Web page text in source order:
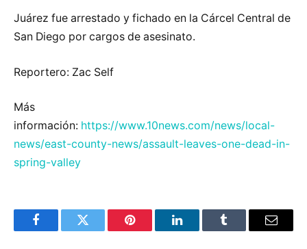
Juárez fue arrestado y fichado en la Cárcel Central de
San Diego por cargos de asesinato.
Reportero: Zac Self
Más
información: https://www.10news.com/news/local-
news/east-county-news/assault-leaves-one-dead-in-
spring-valley
FacebookTwitter Pinterest LinkedInTumblr Email